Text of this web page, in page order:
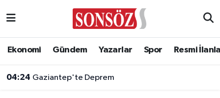
Ekonomi Gündem Yazarlar Spor Resmi
04:24 Gaziantep'te Deprem
Asayiş
Ankara Nöbetçi Eczaneler